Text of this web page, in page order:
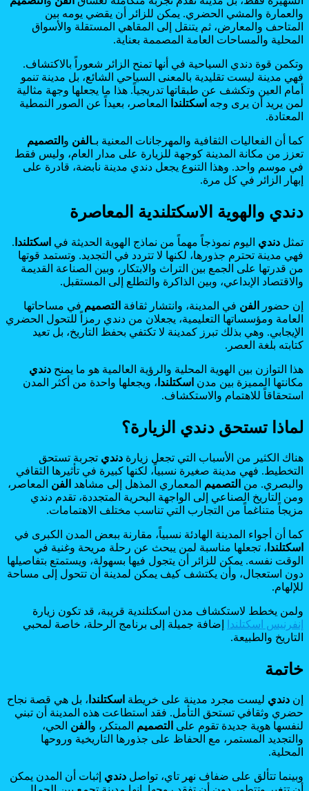
والعمارة والمشي الحضري. يمكن للزائر أن يقضي يومه بين
المتاحف والمعارض، ثم يتنقل إلى المقاهي المستقلة والأسواق
المحلية والمساحات العامة المصممة بعناية.
وتكمن قوة دندي السياحية في أنها تمنح الزائر شعوراً بالاكتشاف.
فهي مدينة ليست تقليدية بالمعنى السياحي الشائع، بل مدينة تنمو
أمام العين وتكشف عن طبقاتها تدريجياً. هذا ما يجعلها وجهة مثالية
لمن يريد أن يرى وجه اسكتلندا
المعاصر، بعيداً عن الصور النمطية
المعتادة.
كما أن الفعاليات الثقافية والمهرجانات المعنية بـالفن و التصميم
تعزز من مكانة المدينة كوجهة للزيارة على مدار العام، وليس فقط
في موسم واحد. وهذا التنوع يجعل دندي مدينة نابضة، قادرة على
إبهار الزائر في كل مرة.
دندي والهوية الاسكتلندية المعاصرة
تمثل دندي اليوم نموذجاً مهماً من نماذج الهوية الحديثة في اسكتلندا .
فهي مدينة تحترم جذورها، لكنها لا تتردد في التجديد. وتستمد قوتها
من قدرتها على الجمع بين التراث والابتكار، وبين الصناعة القديمة
والاقتصاد الإبداعي، وبين الذاكرة والتطلع إلى المستقبل.
إن حضور الفن في المدينة، وانتشار ثقافة التصميم في مساحاتها
العامة ومؤسساتها التعليمية، يجعلان من دندي رمزاً للتحول الحضري
الإيجابي. وهي بذلك تبرز كمدينة لا تكتفي بحفظ التاريخ، بل تعيد
كتابته بلغة العصر.
هذا التوازن بين الهوية المحلية والرؤية العالمية هو ما يمنح دندي
مكانتها المميزة بين مدن اسكتلندا ، ويجعلها واحدة من أكثر المدن
استحقاقاً للاهتمام والاستكشاف.
لماذا تستحق دندي الزيارة؟
هناك الكثير من الأسباب التي تجعل زيارة دندي تجربة تستحق
التخطيط. فهي مدينة صغيرة نسبياً، لكنها كبيرة في تأثيرها الثقافي
والبصري. من التصميم المعماري المذهل إلى مشاهد الفن المعاصر،
ومن التاريخ الصناعي إلى الواجهة البحرية المتجددة، تقدم دندي
مزيجاً متناغماً من التجارب التي تناسب مختلف الاهتمامات.
كما أن أجواء المدينة الهادئة نسبياً، مقارنة ببعض المدن الكبرى في
اسكتلندا ، تجعلها مناسبة لمن يبحث عن رحلة مريحة وغنية في
الوقت نفسه. يمكن للزائر أن يتجول فيها بسهولة، ويستمتع بتفاصيلها
دون استعجال، وأن يكتشف كيف يمكن لمدينة أن تتحول إلى مساحة
للإلهام.
ولمن يخطط لاستكشاف مدن اسكتلندية قريبة، قد تكون زيارة
إنفرنيس اسكتلندا
إضافة جميلة إلى برنامج الرحلة، خاصة لمحبي
التاريخ والطبيعة.
خاتمة
إن دندي ليست مجرد مدينة على خريطة اسكتلندا ، بل هي قصة نجاح
حضري وثقافي تستحق التأمل. فقد استطاعت هذه المدينة أن تبني
لنفسها هوية جديدة تقوم على التصميم المبتكر، و الفن الحي،
والتجديد المستمر، مع الحفاظ على جذورها التاريخية وروحها
المحلية.
وبينما تتألق على ضفاف نهر تاي، تواصل دندي إثبات أن المدن يمكن